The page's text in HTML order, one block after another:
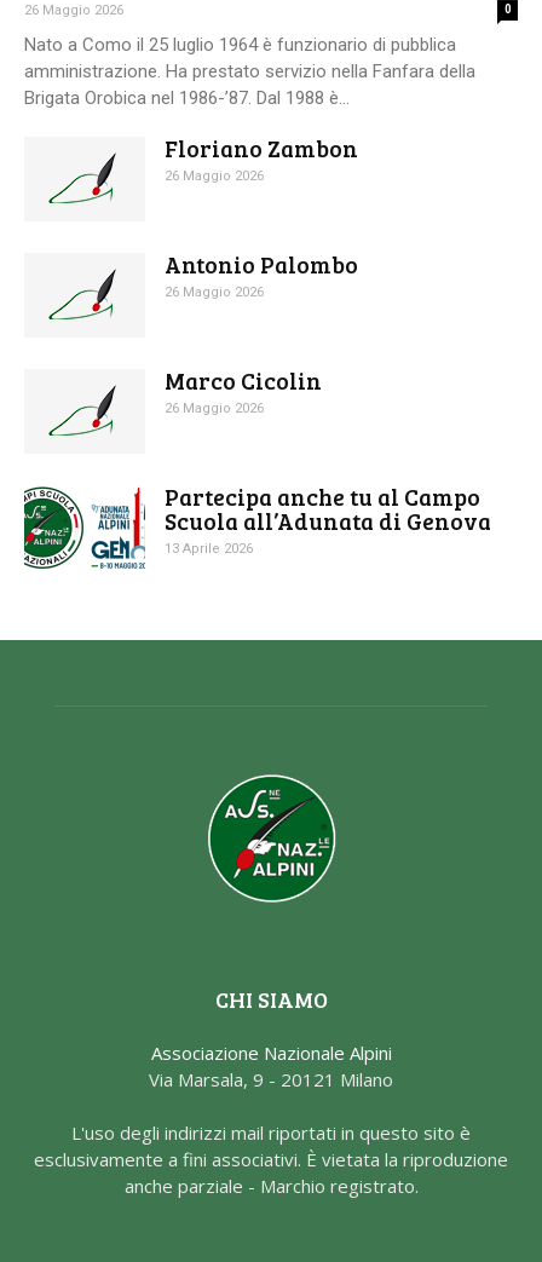
26 Maggio 2026 0
Nato a Como il 25 luglio 1964 è funzionario di pubblica
amministrazione. Ha prestato servizio nella Fanfara della
Brigata Orobica nel 1986-’87. Dal 1988 è...
Floriano Zambon
26 Maggio 2026
Antonio Palombo
26 Maggio 2026
Marco Cicolin
26 Maggio 2026
Partecipa anche tu al Campo
Scuola all’Adunata di Genova
13 Aprile 2026
CHI SIAMO
Associazione Nazionale Alpini
Via Marsala, 9 - 20121 Milano
L'uso degli indirizzi mail riportati in questo sito è
esclusivamente a fini associativi. È vietata la riproduzione
anche parziale - Marchio registrato.